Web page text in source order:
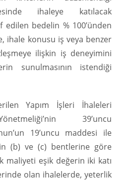
ihaleye katılacak
edilen bedelin % 100’ünden
ihale konusu iş veya benzer
ilişkin iş deneyimini
sunulmasının istendiği
Yapım İşleri İhaleleri
39’uncu
19’uncu maddesi ile
(b) ve (c) bentlerine göre
maliyeti eşik değerin iki katı
olan ihalelerde, yeterlik